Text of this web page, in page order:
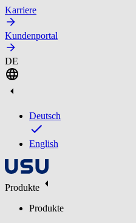
Karriere
Kundenportal
DE
Deutsch
English
Produkte
Produkte